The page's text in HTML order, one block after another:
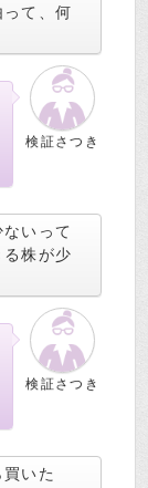
て、何
検証さつき
いって
株が少
検証さつき
いた